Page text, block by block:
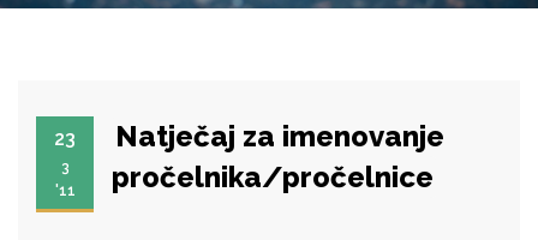
23
3
'11
Natječaj za imenovanje
pročelnika/pročelnice